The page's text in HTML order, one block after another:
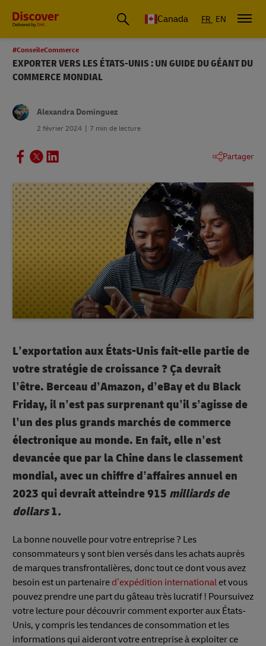
Canada FR EN
#ConseileCommerce
EXPORTER VERS LES ÉTATS-UNIS : UN GUIDE DU GÉANT DU
COMMERCE MONDIAL
Alexandra Dominguez
2 février 2024 7 min de lecture
Partager
L’exportation aux États-Unis fait-elle partie de
votre stratégie de croissance ? Ça devrait
l’être. Berceau d’Amazon, d’eBay et du Black
Friday, il n’est pas surprenant qu’il s’agisse de
l’un des plus grands marchés de commerce
électronique au monde. En fait, elle n’est
devancée que par la Chine dans le classement
mondial, avec un chiffre d’affaires annuel en
2023 qui devrait atteindre 915 milliards de
dollars1.
La bonne nouvelle pour votre entreprise ? Les
consommateurs y sont bien versés dans les achats auprès
de marques transfrontalières, donc tout ce dont vous avez
besoin est un partenaire d’expédition international et vous
pouvez prendre une part du gâteau très lucratif ! Poursuivez
votre lecture pour découvrir comment exporter aux États-
Unis, y compris les tendances de consommation et les
informations qui aideront votre entreprise à exploiter ce